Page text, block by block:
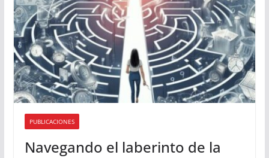
PUBLICACIONES
Navegando el laberinto de la